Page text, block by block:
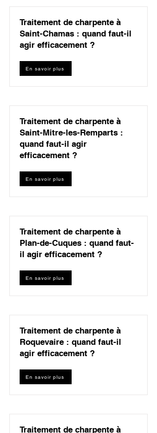
Traitement de charpente à
Saint-Chamas : quand faut-il
agir efficacement ?
En savoir plus
Traitement de charpente à
Saint-Mitre-les-Remparts :
quand faut-il agir
efficacement ?
En savoir plus
Traitement de charpente à
Plan-de-Cuques : quand faut-
il agir efficacement ?
En savoir plus
Traitement de charpente à
Roquevaire : quand faut-il
agir efficacement ?
En savoir plus
Traitement de charpente à